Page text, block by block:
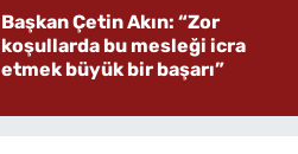
Başkan Çetin Akın: “Zor
koşullarda bu mesleği icra
etmek büyük bir başarı”